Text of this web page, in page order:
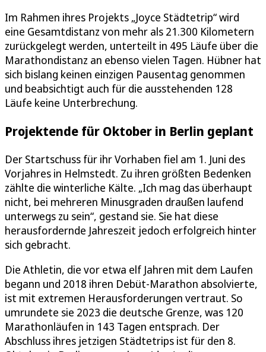
Im Rahmen ihres Projekts „Joyce Städtetrip“ wird
eine Gesamtdistanz von mehr als 21.300 Kilometern
zurückgelegt werden, unterteilt in 495 Läufe über die
Marathondistanz an ebenso vielen Tagen. Hübner hat
sich bislang keinen einzigen Pausentag genommen
und beabsichtigt auch für die ausstehenden 128
Läufe keine Unterbrechung.
Projektende für Oktober in Berlin geplant
Der Startschuss für ihr Vorhaben fiel am 1. Juni des
Vorjahres in Helmstedt. Zu ihren größten Bedenken
zählte die winterliche Kälte. „Ich mag das überhaupt
nicht, bei mehreren Minusgraden draußen laufend
unterwegs zu sein“, gestand sie. Sie hat diese
herausfordernde Jahreszeit jedoch erfolgreich hinter
sich gebracht.
Die Athletin, die vor etwa elf Jahren mit dem Laufen
begann und 2018 ihren Debüt-Marathon absolvierte,
ist mit extremen Herausforderungen vertraut. So
umrundete sie 2023 die deutsche Grenze, was 120
Marathonläufen in 143 Tagen entsprach. Der
Abschluss ihres jetzigen Städtetrips ist für den 8.